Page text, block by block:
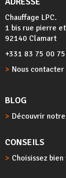
Chauffage LPC.
1 bis rue pierre
92140 Clamart
+331 83 75 00 75
Nous contacter
BLOG
Découvrir
CONSEILS
Choisissez